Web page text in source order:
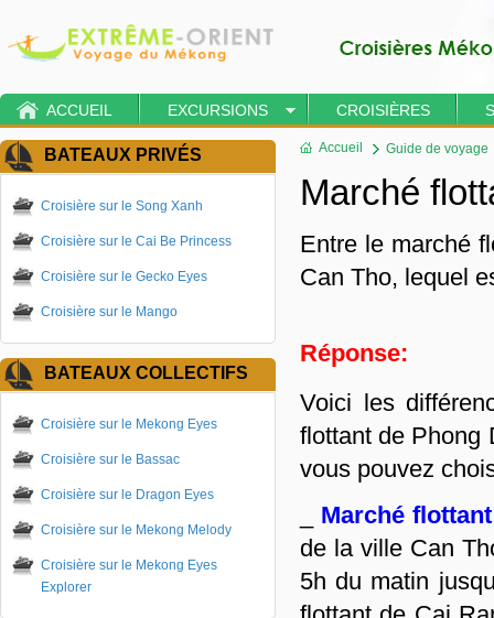
ACCUEIL EXCURSIONS CROISIÈRES
BATEAUX PRIVÉS
Croisière sur le Song Xanh
Croisière sur le Cai Be Princess
Croisière sur le Gecko Eyes
Croisière sur le Mango
BATEAUX COLLECTIFS
Croisière sur le Mekong Eyes
Croisière sur le Bassac
Croisière sur le Dragon Eyes
Croisière sur le Mekong Melody
Croisière sur le Mekong Eyes
Explorer
Accueil Guide de voyage
Marché
Entre le marché
Can Tho, lequel
Réponse:
Voici les
flottant de Phong
vous pouvez
Marché
de la ville Can
5h du matin